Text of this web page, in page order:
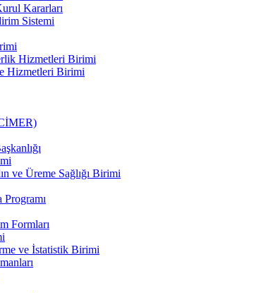
Kararları
Sistemi
Hizmetleri Birimi
Hizmetleri Birimi
ve Üreme Sağlığı Birimi
Formları
ve İstatistik Birimi